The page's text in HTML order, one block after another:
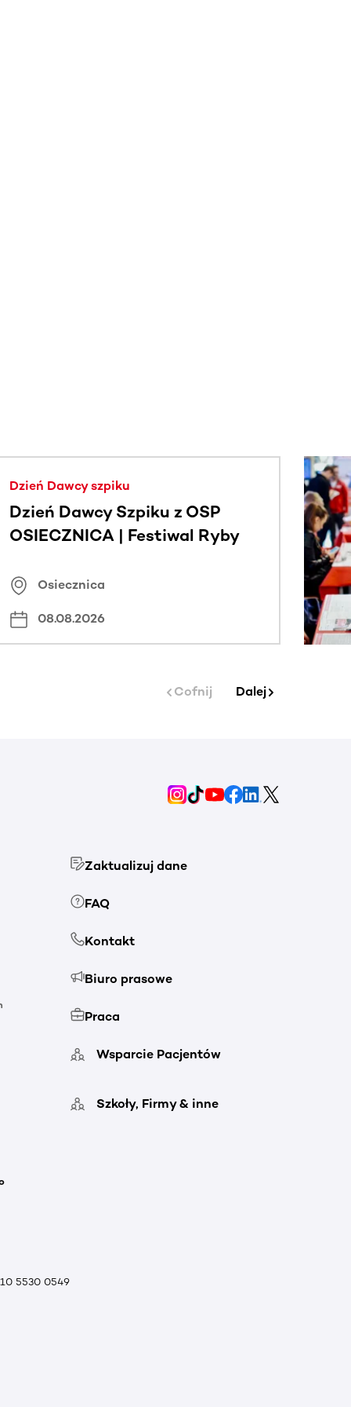
Dzień Dawcy szpiku
Dzień Dawcy Szpiku z OSP
OSIECZNICA | Festiwal Ryby
Osiecznica
08.08.2026
Cofnij Dalej
Zaktualizuj dane
FAQ
Kontakt
Biuro prasowe
Praca
Wsparcie Pacjentów
Szkoły, Firmy & inne
5530 0549